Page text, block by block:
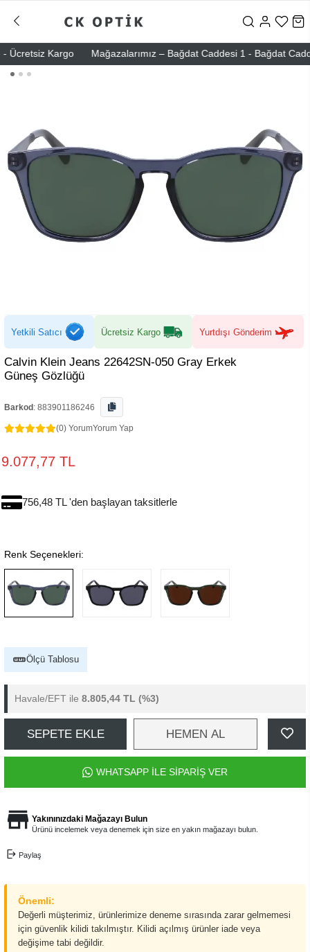
Kargo Mağazalarımız – Bağdat Caddesi 1 - Bağdat
Yetkili Satıcı Ücretsiz Kargo Yurtdışı Gönderim
Calvin Klein Jeans 22642SN-050 Gray Erkek
Güneş Gözlüğü
Barkod : 883901186246
(0) YorumYorum Yap
9.077,77 TL
756,48 TL 'den başlayan taksitlerle
Renk Seçenekleri:
Ölçü Tablosu
Havale/EFT ile 8.805,44 TL (%3)
SEPETE EKLE HEMEN AL
WHATSAPP İLE SİPARİŞ VER
Yakınınızdaki Mağazayı Bulun
Ürünü incelemek veya denemek için size en yakın mağazayı bulun.
Paylaş
Önemli:
Değerli müşterimiz, ürünlerimize deneme sırasında zarar gelmemesi
için güvenlik kilidi takılmıştır. Kilidi açılmış ürünler iade veya
değişime tabi değildir.